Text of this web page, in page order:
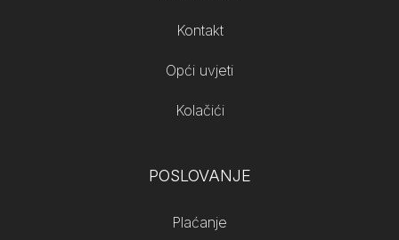
Kontakt
Opći uvjeti
Kolačići
POSLOVANJE
Plaćanje